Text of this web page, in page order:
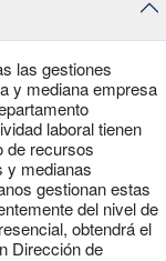
las gestiones
y mediana empresa
laboral tienen
de recursos
y medianas
gestionan estas
del nivel de
obtendrá el
Dirección de